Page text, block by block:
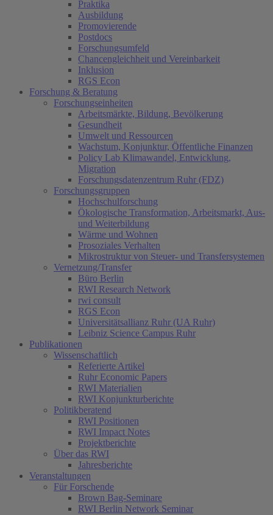
Praktika
Ausbildung
Promovierende
Postdocs
Forschungsumfeld
Chancengleichheit und Vereinbarkeit
Inklusion
RGS Econ
Forschung & Beratung
Forschungseinheiten
Arbeitsmärkte, Bildung, Bevölkerung
Gesundheit
Umwelt und Ressourcen
Wachstum, Konjunktur, Öffentliche Finanzen
Policy Lab Klimawandel, Entwicklung,
Migration
Forschungsdatenzentrum Ruhr (FDZ)
Forschungsgruppen
Hochschulforschung
Ökologische Transformation, Arbeitsmarkt, Aus-
und Weiterbildung
Wärme und Wohnen
Prosoziales Verhalten
Mikrostruktur von Steuer- und Transfersystemen
Vernetzung/Transfer
Büro Berlin
RWI Research Network
rwi consult
RGS Econ
Universitätsallianz Ruhr (UA Ruhr)
Leibniz Science Campus Ruhr
Publikationen
Wissenschaftlich
Referierte Artikel
Ruhr Economic Papers
RWI Materialien
RWI Konjunkturberichte
Politikberatend
RWI Positionen
RWI Impact Notes
Projektberichte
Über das RWI
Jahresberichte
Veranstaltungen
Für Forschende
Brown Bag-Seminare
RWI Berlin Network Seminar